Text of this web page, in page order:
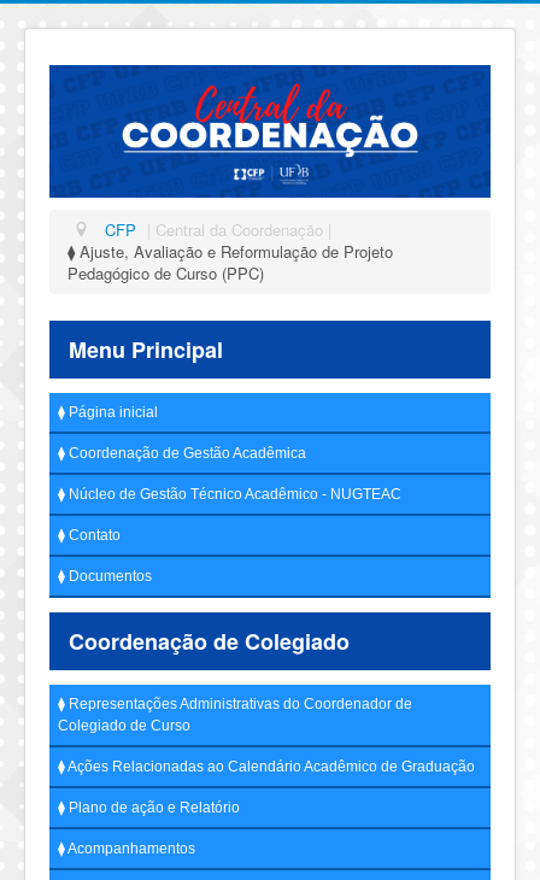
CFP | Central da Coordenação |
⧫ Ajuste, Avaliação e Reformulação de Projeto
Pedagógico de Curso (PPC)
Menu Principal
⧫ Página inicial
⧫ Coordenação de Gestão Acadêmica
⧫ Núcleo de Gestão Técnico Acadêmico - NUGTEAC
⧫ Contato
⧫ Documentos
Coordenação de Colegiado
⧫ Representações Administrativas do Coordenador de
Colegiado de Curso
⧫ Ações Relacionadas ao Calendário Acadêmico de Graduação
⧫ Plano de ação e Relatório
⧫ Acompanhamentos